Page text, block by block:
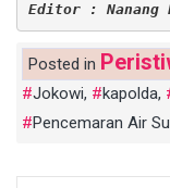
Editor : Nanang
Posted in
Jokowi, kapolda,
Pencemaran Air